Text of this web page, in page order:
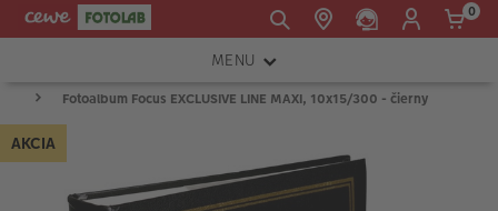
E-mail:
0
MENU
FOTOAPARÁTY
INSTAX™
TLAČIARNE A SKENERY
Fotoalbum Focus EXCLUSIVE LINE MAXI, 10x15/300 - čierny
AKCIA